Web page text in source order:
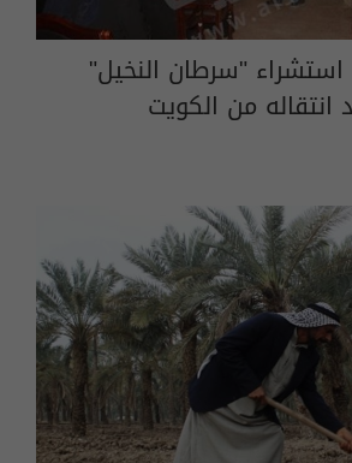
"سرطان النخيل"
انتقاله من الكويت